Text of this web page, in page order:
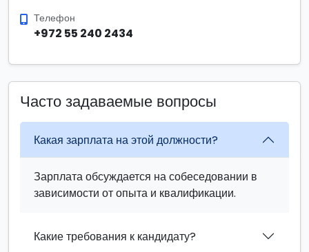
Телефон
+972 55 240 2434
Часто задаваемые вопросы
Какая зарплата на этой должности?
Зарплата обсуждается на собеседовании в
зависимости от опыта и квалификации.
Какие требования к кандидату?